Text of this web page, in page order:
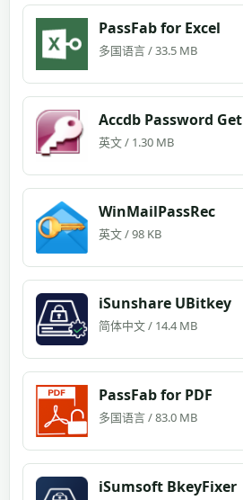
PassFab for Excel
多国语言 / 33.5 MB
Accdb Password Get
英文 / 1.30 MB
WinMailPassRec
英文 / 98 KB
iSunshare UBitkey
简体中文 / 14.4 MB
PassFab for PDF
多国语言 / 83.0 MB
iSumsoft BkeyFixer